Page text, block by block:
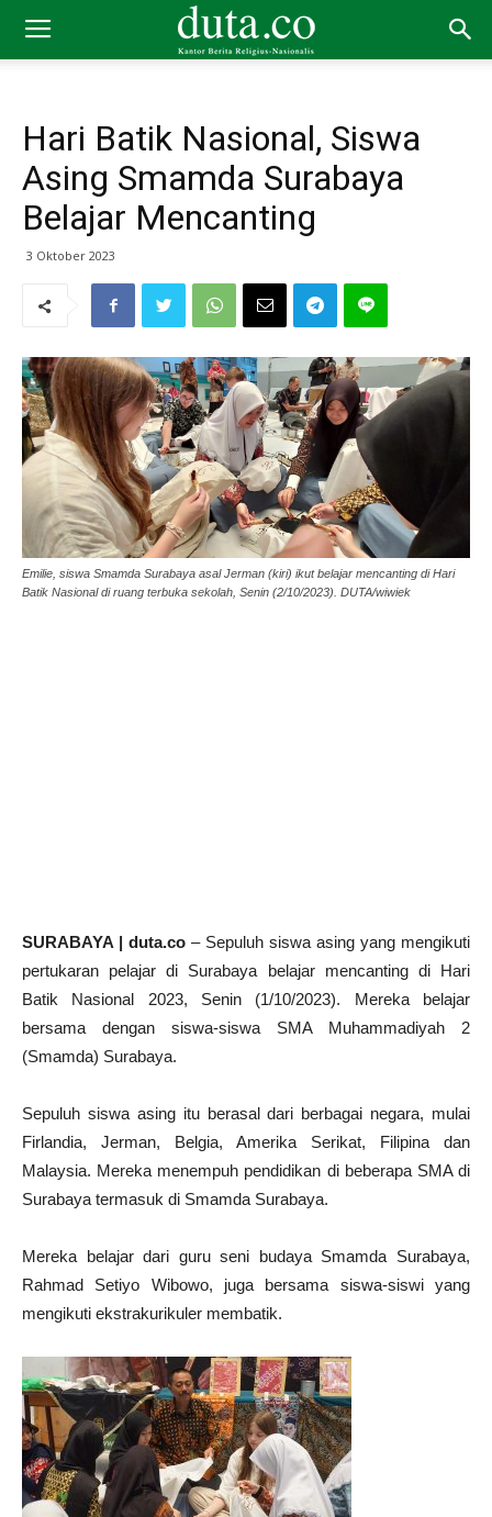
Hari Batik Nasional, Siswa
Asing Smamda Surabaya
Belajar Mencanting
3 Oktober 2023
Emilie, siswa Smamda Surabaya asal Jerman (kiri) ikut belajar mencanting di Hari
Batik Nasional di ruang terbuka sekolah, Senin (2/10/2023). DUTA/wiwiek
SURABAYA | duta.co – Sepuluh siswa asing yang mengikuti
pertukaran pelajar di Surabaya belajar mencanting di Hari
Batik Nasional 2023, Senin (1/10/2023). Mereka belajar
bersama dengan siswa-siswa SMA Muhammadiyah 2
(Smamda) Surabaya.
Sepuluh siswa asing itu berasal dari berbagai negara, mulai
Firlandia, Jerman, Belgia, Amerika Serikat, Filipina dan
Malaysia. Mereka menempuh pendidikan di beberapa SMA di
Surabaya termasuk di Smamda Surabaya.
Mereka belajar dari guru seni budaya Smamda Surabaya,
Rahmad Setiyo Wibowo, juga bersama siswa-siswi yang
mengikuti ekstrakurikuler membatik.